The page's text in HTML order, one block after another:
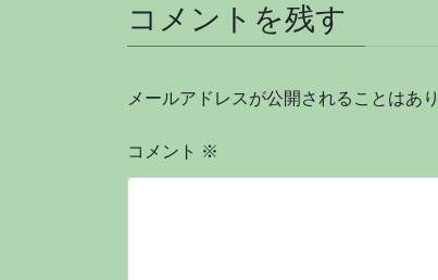
コメントを残す
メールアドレスが公開されることはあり
コメント ※